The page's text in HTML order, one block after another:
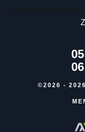
©2026 - 2026